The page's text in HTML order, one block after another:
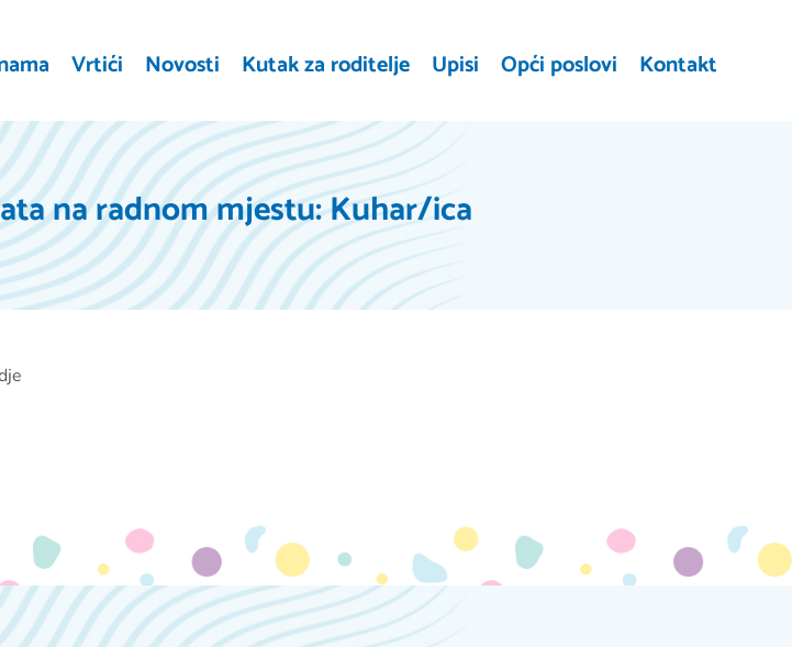
Vrtići Novosti Kutak za roditelje Upisi Opći poslovi Kontakt
na radnom mjestu: Kuhar/ica